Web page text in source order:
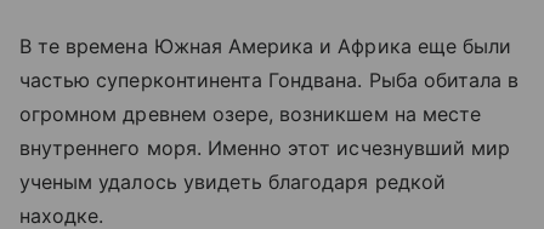
В те времена Южная Америка и Африка еще были
частью суперконтинента Гондвана. Рыба обитала в
огромном древнем озере, возникшем на месте
внутреннего моря. Именно этот исчезнувший мир
ученым удалось увидеть благодаря редкой
находке.